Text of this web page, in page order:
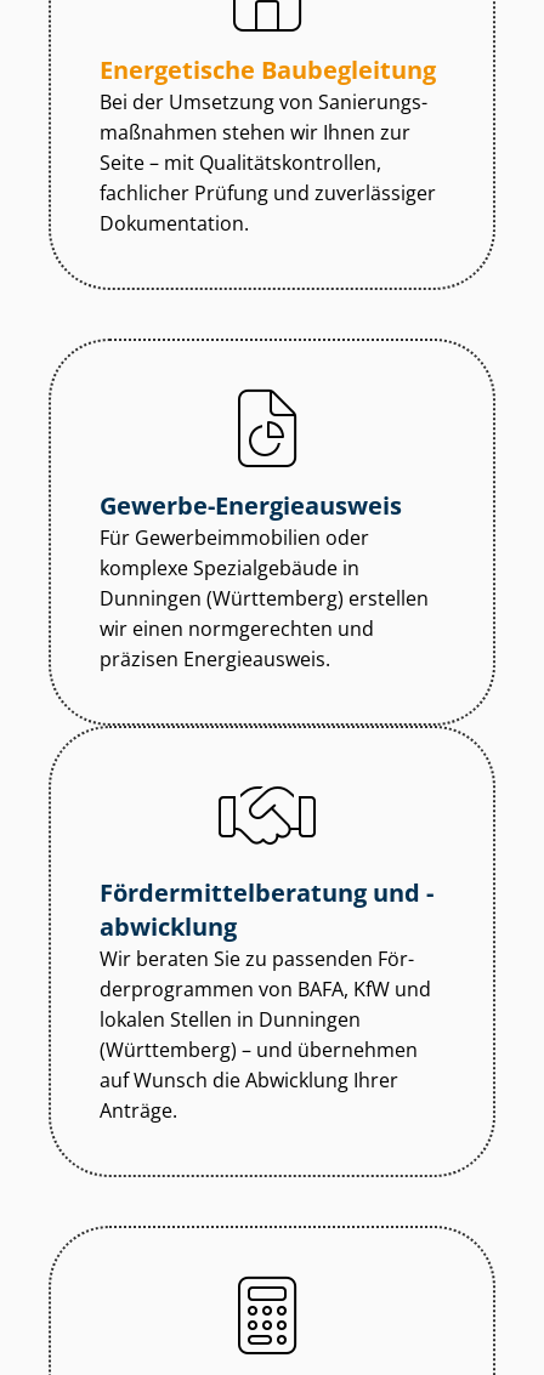
Energetische Baubegleitung
Bei der Umsetzung von Sa­nie­rungs­
maß­nah­men stehen wir Ihnen zur
Seite – mit Qua­li­täts­kon­trol­len,
fachlicher Prüfung und zuverlässiger
Dokumentation.
Gewerbe-Energieausweis
Für Ge­wer­be­im­mo­bi­li­en oder
komplexe Spezialgebäude in
Dunningen (Württemberg) erstellen
wir einen normgerechten und
präzisen Energieausweis.
För­der­mit­tel­be­ra­tung und -
abwicklung
Wir beraten Sie zu passenden För­
der­pro­gram­men von BAFA, KfW und
lokalen Stellen in Dunningen
(Württemberg) – und übernehmen
auf Wunsch die Abwicklung Ihrer
Anträge.